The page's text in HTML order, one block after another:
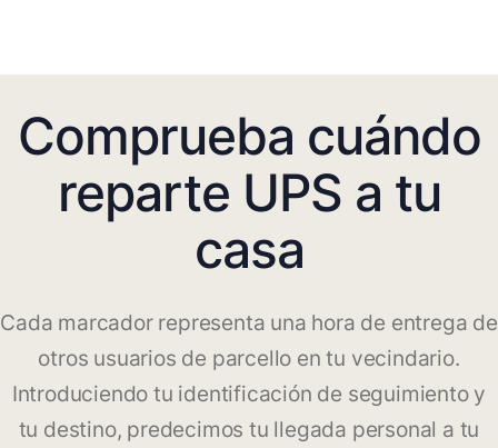
Comprueba cuándo
reparte UPS a tu
casa
Cada marcador representa una hora de entrega de
otros usuarios de parcello en tu vecindario.
Introduciendo tu identificación de seguimiento y
tu destino, predecimos tu llegada personal a tu